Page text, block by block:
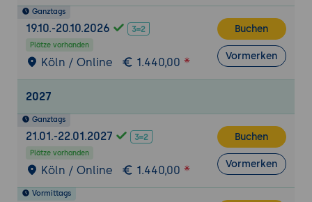
Einführung in die SharePoint-Suche
Verwendung von Suchfiltern
Anpassen von Suchergebnissen
Suchtipps für Anfänger
Einführung in Ansichten
Was sind Ansichten?
Erstellen einer benutzerdefinierten
Ansicht
Sortieren und Filtern von Daten
Speichern und Verwalten von Ansichten
Ganztags
19.10.-20.10.2026
Plätze vorhanden
Köln / Online 1.440,00
Buchen
Vormerken
2027
Ganztags
21.01.-22.01.2027
Plätze vorhanden
Köln / Online 1.440,00
Buchen
Vormerken
Vormittags